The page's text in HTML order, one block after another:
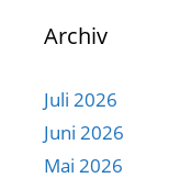
Archiv
Juli 2026
Juni 2026
Mai 2026